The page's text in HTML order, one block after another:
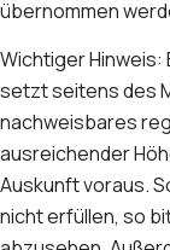
übernommen
Wichtiger Hinweis:
setzt seitens des
nachweisbares
ausreichender
Auskunft voraus.
nicht erfüllen, so